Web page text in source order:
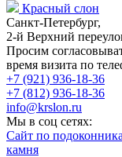
Красный слон
Санкт-Петербург,
2-й Верхний
Просим
время визита по
+7 (921) 936-18-36
+7 (812) 936-18-36
info@krslon.ru
Мы в соц сетях:
Сайт по
камня